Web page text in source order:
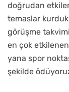
doğrudan
temaslar
görüşme
en çok
yana spor
şekilde